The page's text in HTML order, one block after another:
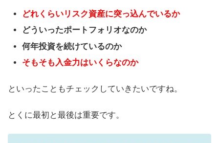
どれくらいリスク資産に突っ込んでいるか
どういったポートフォリオなのか
何年投資を続けているのか
そもそも入金力はいくらなのか
といったこともチェックしていきたいですね。
とくに最初と最後は重要です。